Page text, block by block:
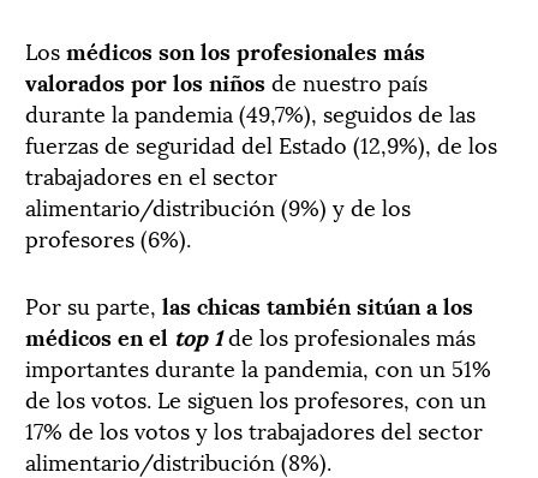
Losmédicos son los profesionales más
valorados por los niñosde nuestro país
durante la pandemia (49,7%), seguidos de las
fuerzas de seguridad del Estado (12,9%), de los
trabajadores en el sector
alimentario/distribución (9%) y de los
profesores (6%).
Por su parte, las chicas también sitúan a los
médicos en el top 1de los profesionales más
importantes durante la pandemia, con un 51%
de los votos. Le siguen los profesores, con un
17% de los votos y los trabajadores del sector
alimentario/distribución (8%).